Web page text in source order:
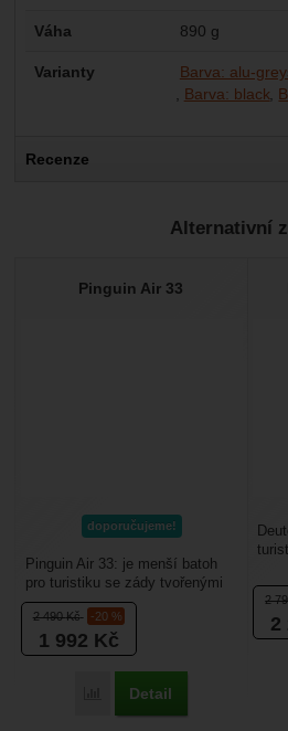
Váha 890 g
Varianty Barva: alu-
Barva: black
Recenze
Nebyla přidána
Alternativní
Pinguin Air 33
doporučujeme!
2 490Kč -20 %
1 992 Kč
Porovnat
Detail
Pinguin Air 33: je menší batoh
pro turistiku se zády tvořenými
síťkou pro co nejlepší
odvětrávání. Hodí...
2
2
930